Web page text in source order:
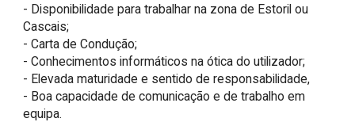
- Disponibilidade para trabalhar na zona de Estoril ou
Cascais;
- Carta de Condução;
- Conhecimentos informáticos na ótica do utilizador;
- Elevada maturidade e sentido de responsabilidade,
- Boa capacidade de comunicação e de trabalho em
equipa.